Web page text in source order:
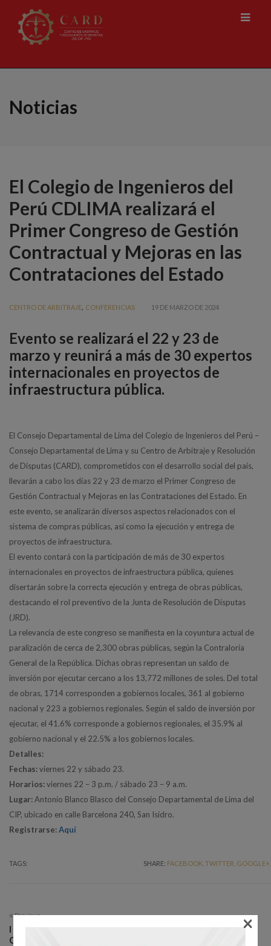
Noticias
El Colegio de Ingenieros del
Perú CDLIMA realizará el
Primer Congreso de Gestión
Contractual y Mejoras en las
Contrataciones del Estado
CENTRO DE ARBITRAJE, CONFERENCIAS 19 DE MARZO DE 2024
Evento se realizará el 22 y 23 de
marzo y reunirá a más de 30 expertos
internacionales en proyectos de
infraestructura pública.
El Consejo Departamental de Lima del Colegio de Ingenieros del Perú –
Consejo Departamental de Lima y su Centro de Arbitraje y Resolución
de Disputas (CARD), comprometidos con el desarrollo social del país,
llevarán a cabo los días 22 y 23 de marzo el Primer Congreso de
Gestión Contractual y Mejoras en las Contrataciones del Estado. En
este evento, se analizarán diversos aspectos relacionados con el
sistema de compras públicas, así como la ejecución y entrega de
proyectos de infraestructura.
El evento contará con la participación de más de 30 expertos
internacionales en proyectos de infraestructura pública, quienes
disertarán sobre la correcta ejecución y entrega de obras públicas,
destacando el rol preventivo de la Junta de Resolución de Disputas
(JRD).
La relevancia de este congreso se manifiesta en la coyuntura actual de
paralización de cerca de 2,300 obras públicas, según la Contraloría
General de la República. Dichas obras representan un saldo de
inversión por ejecutar cercano a los 13,772 millones de soles. Del total
de obras, 1714 corresponden a gobiernos locales, 361 al gobierno
nacional y 223 a gobiernos regionales. Según el saldo de inversión por
ejecutar, el 41.6% corresponde a gobiernos regionales, el 35.9% al
gobierno nacional y el 22.5% a los gobiernos locales.
Detalles:
Fechas:viernes 22 y sábado 23.
Horarios:viernes 22 – 3 p.m. / sábado 23 – 9 a.m.
Lugar:Antonio Blanco Blasco del Consejo Departamental de Lima del
CIP, ubicado en calle Barcelona 240, San Isidro.
Registrarse:Aquí
TAGS: SHARE: FACEBOOK, TWITTER, GOOGLE+,
Previous
I Congreso de Gestión Contractual y Mejoras en las
Contrataciones del Estado / 22 y 23 de marzo
×